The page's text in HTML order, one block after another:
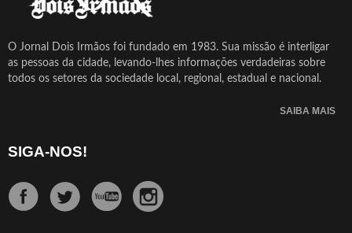
O Jornal Dois Irmãos foi fundado em 1983. Sua missão é interligar
as pessoas da cidade, levando-lhes informações verdadeiras sobre
todos os setores da sociedade local, regional, estadual e nacional.
SAIBA MAIS
SIGA-NOS!